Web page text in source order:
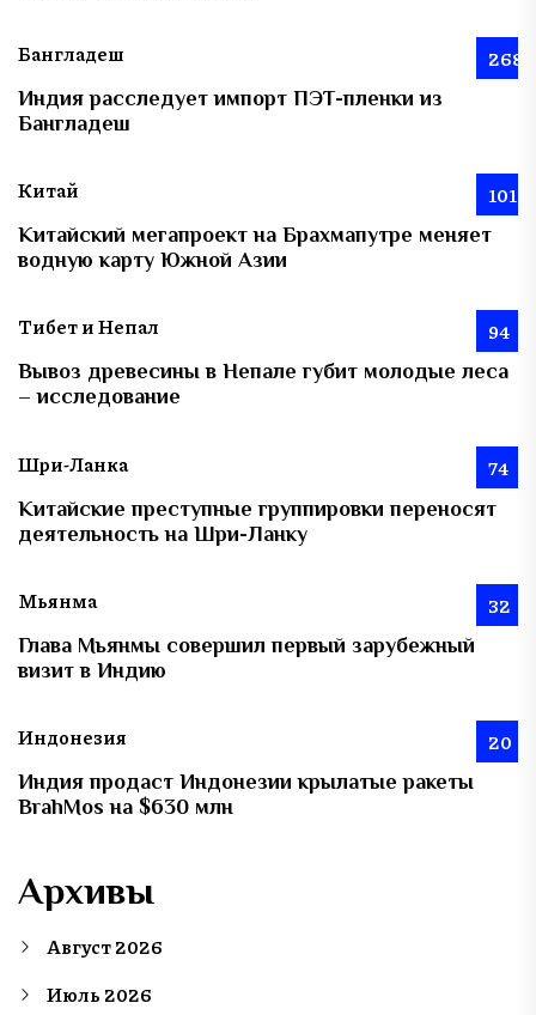
Бангладеш 268
Индия расследует импорт ПЭТ-пленки из
Бангладеш
Китай 101
Китайский мегапроект на Брахмапутре меняет
водную карту Южной Азии
Тибет и Непал 94
Вывоз древесины в Непале губит молодые леса
– исследование
Шри-Ланка 74
Китайские преступные группировки переносят
деятельность на Шри-Ланку
Мьянма 32
Глава Мьянмы совершил первый зарубежный
визит в Индию
Индонезия 20
Индия продаст Индонезии крылатые ракеты
BrahMos на $630 млн
Архивы
Август 2026
Июль 2026